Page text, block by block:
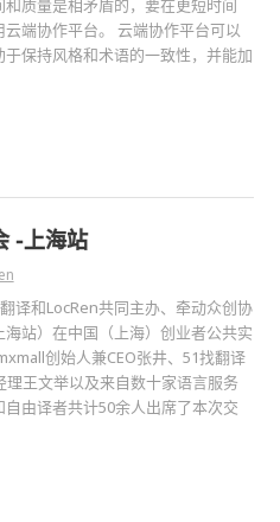
质量是相矛盾的，要在更短时间
端协作平台。 云端协作平台可以
保持风格和术语的一致性，并能加
-上海站
译和LocRen共同主办、牵动众创协
站）在中国（上海）创业者公共实
创始人兼CEO张井、51找翻译
王文举以及来自数十家语言服务
由译者共计50余人出席了本次交